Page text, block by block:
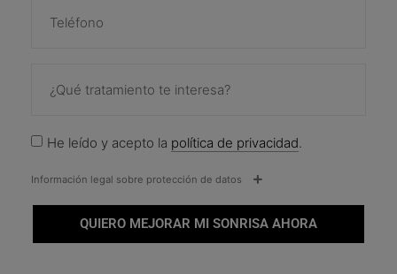
He leído y acepto la política de privacidad.
Información legal sobre protección de datos
QUIERO MEJORAR MI SONRISA AHORA